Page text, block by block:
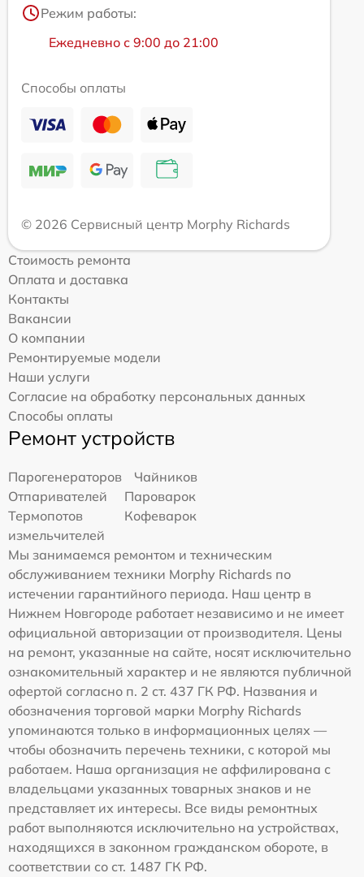
Режим работы:
Ежедневно с 9:00 до 21:00
Способы оплаты
© 2026 Сервисный центр Morphy Richards
Стоимость ремонта
Оплата и доставка
Контакты
Вакансии
О компании
Ремонтируемые модели
Наши услуги
Согласие на обработку персональных данных
Способы оплаты
Ремонт устройств
Парогенераторов
Чайников
Отпаривателей
Пароварок
Термопотов
Кофеварок
измельчителей
Мы занимаемся ремонтом и техническим
обслуживанием техники Morphy Richards по
истечении гарантийного периода. Наш центр в
Нижнем Новгороде работает независимо и не имеет
официальной авторизации от производителя. Цены
на ремонт, указанные на сайте, носят исключительно
ознакомительный характер и не являются публичной
офертой согласно п. 2 ст. 437 ГК РФ. Названия и
обозначения торговой марки Morphy Richards
упоминаются только в информационных целях —
чтобы обозначить перечень техники, с которой мы
работаем. Наша организация не аффилирована с
владельцами указанных товарных знаков и не
представляет их интересы. Все виды ремонтных
работ выполняются исключительно на устройствах,
находящихся в законном гражданском обороте, в
соответствии со ст. 1487 ГК РФ.